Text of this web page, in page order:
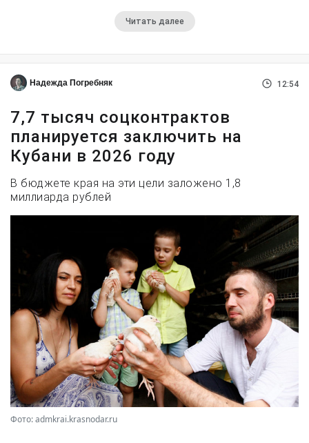
Читать далее
Надежда Погребняк 12:54
7,7 тысяч соцконтрактов
планируется заключить на
Кубани в 2026 году
В бюджете края на эти цели заложено 1,8
миллиарда рублей
Фото: admkrai.krasnodar.ru